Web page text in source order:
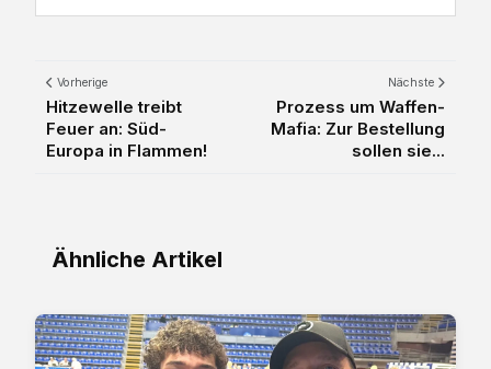
Vorherige
Hitzewelle treibt
Feuer an: Süd-
Europa in Flammen!
Nächste
Prozess um Waffen-
Mafia: Zur Bestellung
sollen sie...
Ähnliche Artikel